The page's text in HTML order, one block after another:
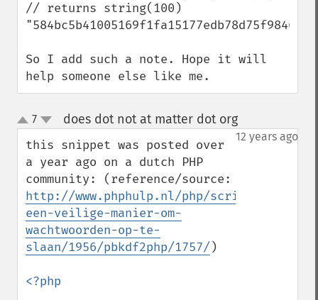
// returns string(100)
So I add such a note. Hope it will
help someone else like me.
up
down
7 does dot not at matter dot org¶
12 years ago
this snippet was posted over
a year ago on a dutch PHP
http://www.phphulp.nl/php/script/
een-veilige-manier-om-
wachtwoorden-op-te-
slaan/1956/pbkdf2php/1757/ )
<?php